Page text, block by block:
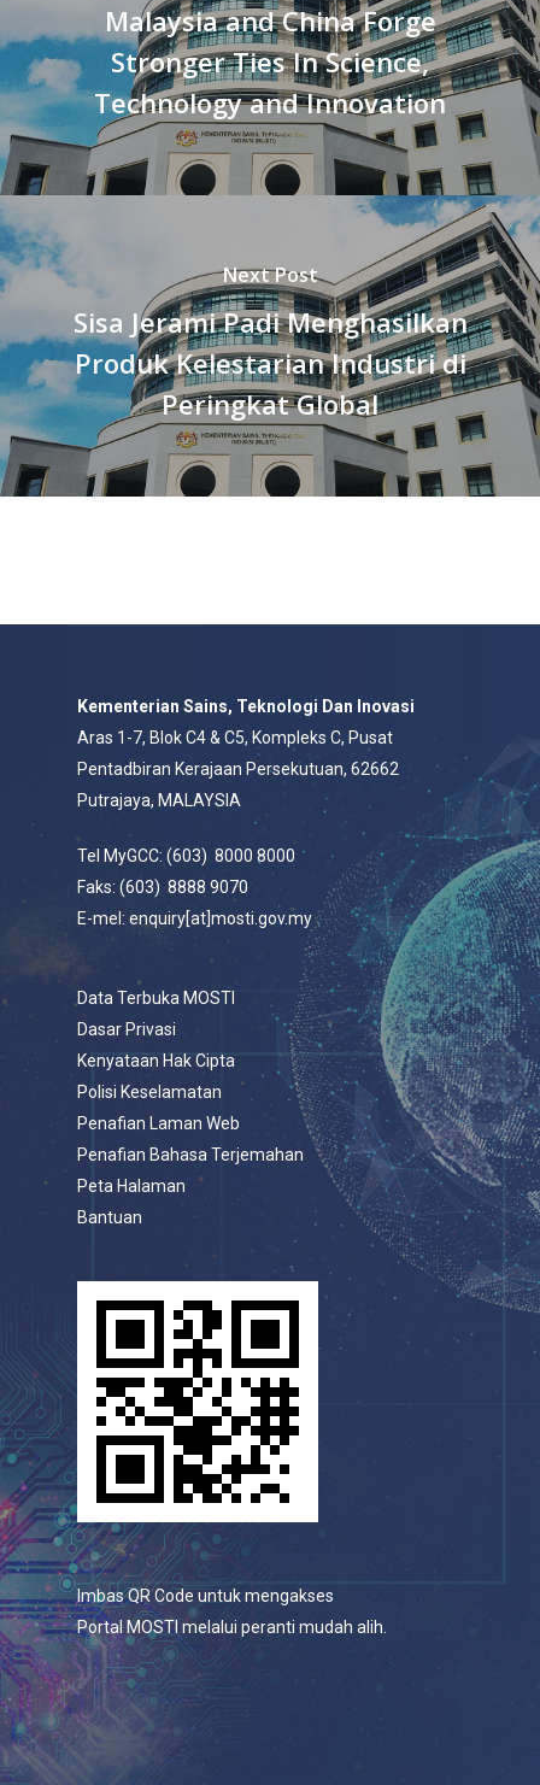
Malaysia and China Forge
Stronger Ties In Science,
Technology and Innovation
Next Post
Sisa Jerami Padi Menghasilkan
Produk Kelestarian Industri di
Peringkat Global
Kementerian Sains, Teknologi Dan Inovasi
Aras 1-7, Blok C4 & C5, Kompleks C, Pusat
Pentadbiran Kerajaan Persekutuan, 62662
Putrajaya, MALAYSIA
Tel MyGCC: (603) 8000 8000
Faks: (603) 8888 9070
E-mel: enquiry[at]mosti.gov.my
Data Terbuka MOSTI
Dasar Privasi
Kenyataan Hak Cipta
Polisi Keselamatan
Penafian Laman Web
Penafian Bahasa Terjemahan
Peta Halaman
Bantuan
Imbas QR Code untuk mengakses
Portal MOSTI melalui peranti mudah alih.